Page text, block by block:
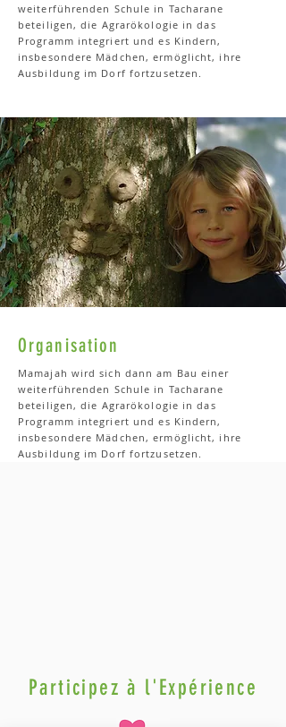
weiterführenden Schule in Tacharane
beteiligen, die Agrarökologie in das
Programm integriert und es Kindern,
insbesondere Mädchen, ermöglicht, ihre
Ausbildung im Dorf fortzusetzen.
Organisation
Mamajah wird sich dann am Bau einer
weiterführenden Schule in Tacharane
beteiligen, die Agrarökologie in das
Programm integriert und es Kindern,
insbesondere Mädchen, ermöglicht, ihre
Ausbildung im Dorf fortzusetzen.
Participez à l'Expérience